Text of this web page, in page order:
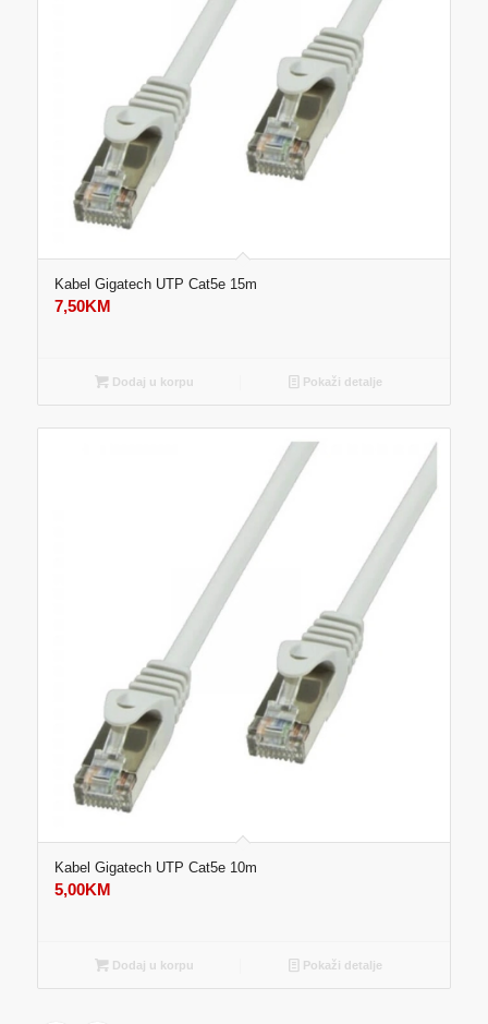
Kabel Gigatech UTP Cat5e 15m
7,50KM
Dodaj u korpu Pokaži detalje
Kabel Gigatech UTP Cat5e 10m
5,00KM
Dodaj u korpu Pokaži detalje